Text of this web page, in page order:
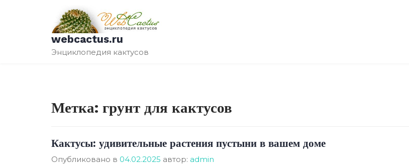
содержимому
webcactus.ru
Энциклопедия кактусов
Метка: грунт для кактусов
Кактусы: удивительные растения пустыни в вашем доме
Опубликовано в 04.02.2025 автор: admin